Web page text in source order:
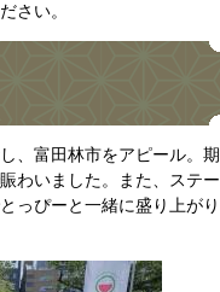
さい。
、富田林市をアピール。期
わいました。また、ステー
っぴーと一緒に盛り上がり